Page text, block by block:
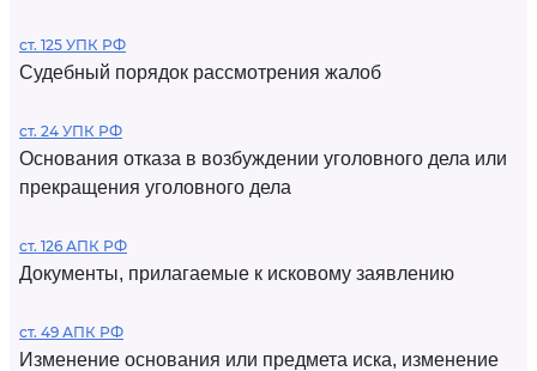
ст. 125 УПК РФ
Судебный порядок рассмотрения жалоб
ст. 24 УПК РФ
Основания отказа в возбуждении уголовного дела или
прекращения уголовного дела
ст. 126 АПК РФ
Документы, прилагаемые к исковому заявлению
ст. 49 АПК РФ
Изменение основания или предмета иска, изменение